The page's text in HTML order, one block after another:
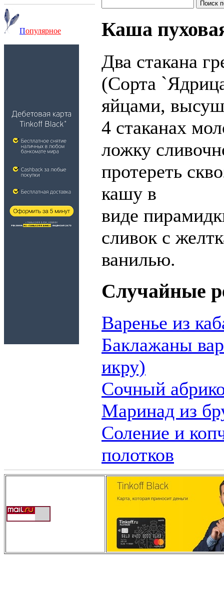
Популярное Каша
Два стакана
(Сорта
яйцами,
4 стаканах
ложку
протереть
кашу в
виде
сливок с
ванилью.
Случайные
Варенье из
Баклажаны
икру)
Сочный
Маринад из
Соление и
полотков